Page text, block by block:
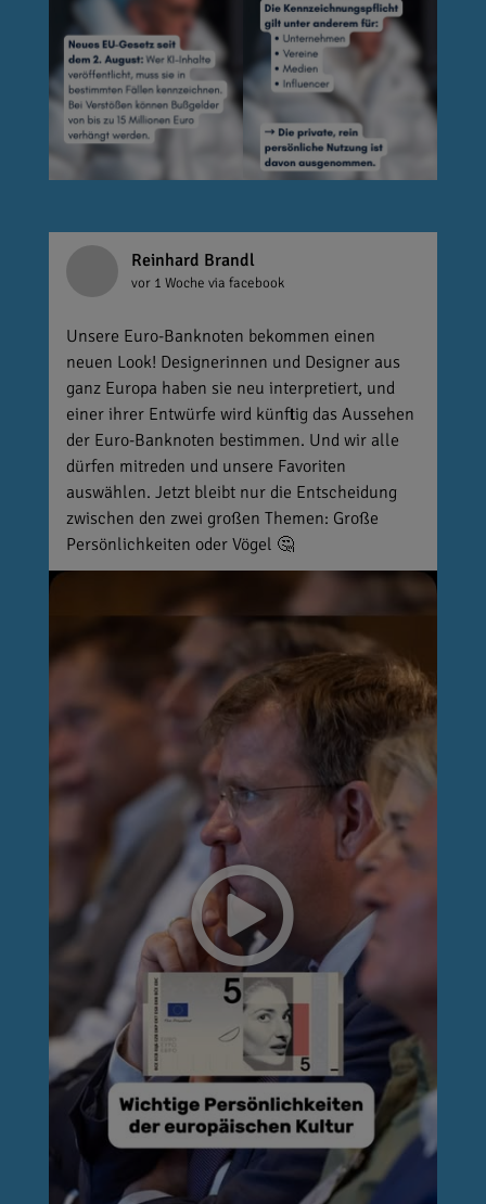
Reinhard Brandl
vor 1 Woche via facebook
Unsere Euro-Banknoten bekommen einen
neuen Look! Designerinnen und Designer aus
ganz Europa haben sie neu interpretiert, und
einer ihrer Entwürfe wird künftig das Aussehen
der Euro-Banknoten bestimmen. Und wir alle
dürfen mitreden und unsere Favoriten
auswählen. Jetzt bleibt nur die Entscheidung
zwischen den zwei großen Themen: Große
Persönlichkeiten oder Vögel 🤔